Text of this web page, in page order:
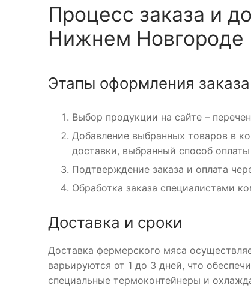
Процесс заказа и
Нижнем Новгороде
Этапы оформления заказа
Выбор продукции на сайте –
Добавление выбранных товаров в
доставки, выбранный способ
Подтверждение заказа и оплата
Обработка заказа специалистами
Доставка и сроки
Доставка фермерского мяса
варьируются от 1 до 3 дней, что
специальные термоконтейнеры и